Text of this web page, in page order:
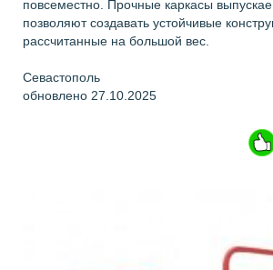
повсеместно. Прочные каркасы
позволяют создавать устойчивые
рассчитанные на большой вес.
Севастополь
обновлено 27.10.2025